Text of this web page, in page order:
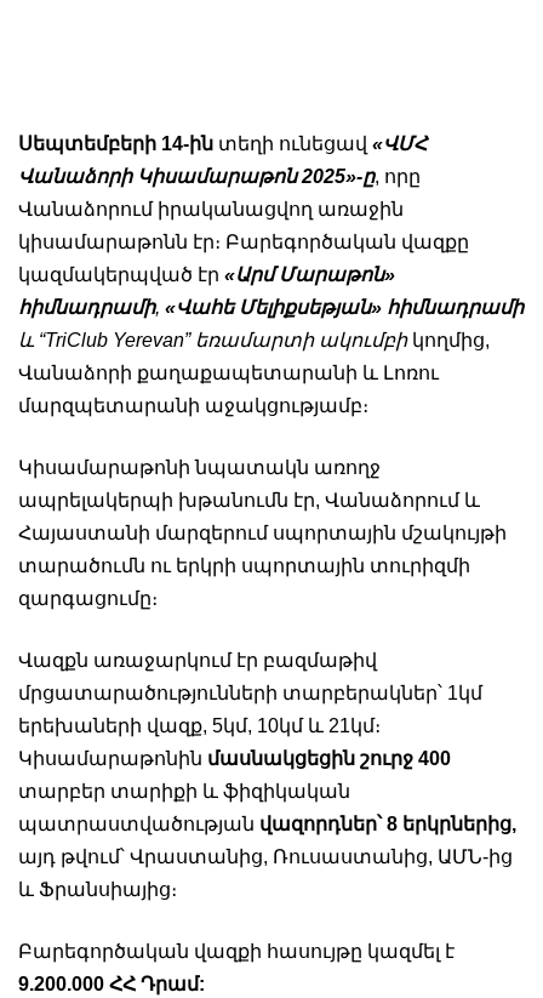
Սեպտեմբերի 14-ին տեղի ունեցավ «ՎՄՀ
Վանաձորի Կիսամարաթոն 2025»-ը, որը
Վանաձորում իրականացվող առաջին
կիսամարաթոնն էր։ Բարեգործական վազքը
կազմակերպված էր «Արմ Մարաթոն»
հիմնադրամի, «Վահե Մելիքսեթյան» հիմնադրամի
և “TriClub Yerevan” եռամարտի ակումբիկողմից,
Վանաձորի քաղաքապետարանի և Լոռու
մարզպետարանի աջակցությամբ։
Կիսամարաթոնի նպատակն առողջ
ապրելակերպի խթանումն էր, Վանաձորում և
Հայաստանի մարզերում սպորտային մշակույթի
տարածումն ու երկրի սպորտային տուրիզմի
զարգացումը։
Վազքն առաջարկում էր բազմաթիվ
մրցատարածությունների տարբերակներ՝ 1կմ
երեխաների վազք, 5կմ, 10կմ և 21կմ։
Կիսամարաթոնին մասնակցեցին շուրջ 400
տարբեր տարիքի և ֆիզիկական
պատրաստվածության վազորդներ՝ 8 երկրներից,
այդ թվում՝ Վրաստանից, Ռուսաստանից, ԱՄՆ-ից
և Ֆրանսիայից։
Բարեգործական վազքի հասույթը կազմել է
9.200.000 ՀՀ Դրամ: